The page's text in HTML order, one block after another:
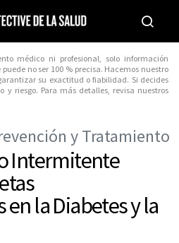
médico ni profesional, solo información
no ser 100 % precisa. Hacemos nuestro
su exactitud o fiabilidad. Si decides
y riesgo. Para más detalles, revisa nuestros
y Tratamiento
Intermitente
la Diabetes y la